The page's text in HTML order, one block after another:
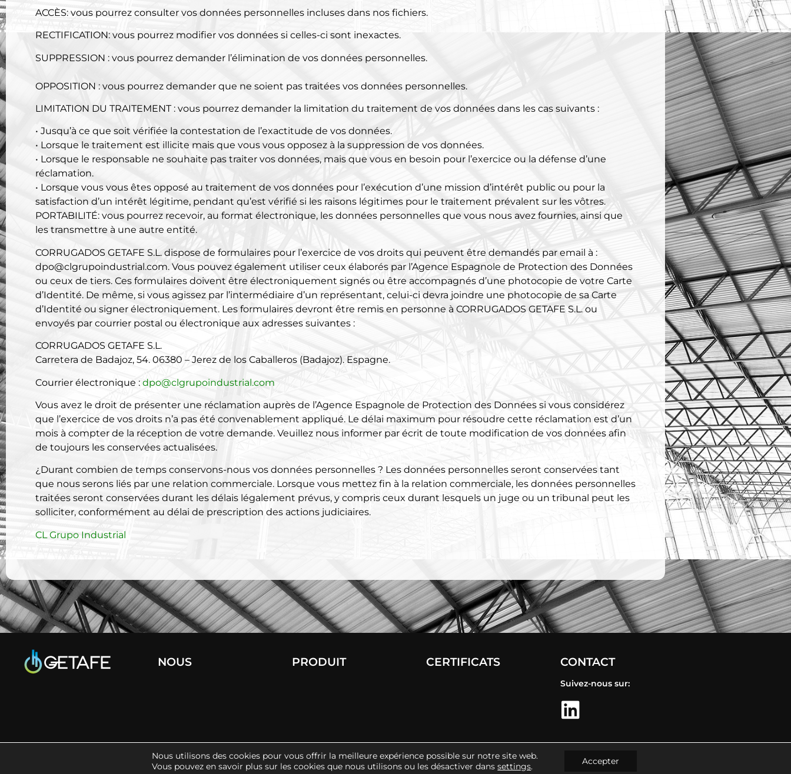
ACCÈS: vous pourrez consulter vos données personnelles incluses dans nos fichiers.
RECTIFICATION: vous pourrez modifier vos données si celles-ci sont inexactes.
SUPPRESSION : vous pourrez demander l’élimination de vos données personnelles.
OPPOSITION : vous pourrez demander que ne soient pas traitées vos données personnelles.
LIMITATION DU TRAITEMENT : vous pourrez demander la limitation du traitement de vos données dans les cas suivants :
• Jusqu’à ce que soit vérifiée la contestation de l’exactitude de vos données.
• Lorsque le traitement est illicite mais que vous vous opposez à la suppression de vos données.
• Lorsque le responsable ne souhaite pas traiter vos données, mais que vous en besoin pour l’exercice ou la défense d’une
réclamation.
• Lorsque vous vous êtes opposé au traitement de vos données pour l’exécution d’une mission d’intérêt public ou pour la
satisfaction d’un intérêt légitime, pendant qu’est vérifié si les raisons légitimes pour le traitement prévalent sur les vôtres.
PORTABILITÉ: vous pourrez recevoir, au format électronique, les données personnelles que vous nous avez fournies, ainsi que
les transmettre à une autre entité.
CORRUGADOS GETAFE S.L. dispose de formulaires pour l’exercice de vos droits qui peuvent être demandés par email à :
dpo@clgrupoindustrial.com. Vous pouvez également utiliser ceux élaborés par l’Agence Espagnole de Protection des Données
ou ceux de tiers. Ces formulaires doivent être électroniquement signés ou être accompagnés d’une photocopie de votre Carte
d’Identité. De même, si vous agissez par l’intermédiaire d’un représentant, celui-ci devra joindre une photocopie de sa Carte
d’Identité ou signer électroniquement. Les formulaires devront être remis en personne à CORRUGADOS GETAFE S.L. ou
envoyés par courrier postal ou électronique aux adresses suivantes :
CORRUGADOS GETAFE S.L.
Carretera de Badajoz, 54. 06380 – Jerez de los Caballeros (Badajoz). Espagne.
Courrier électronique : dpo@clgrupoindustrial.com
Vous avez le droit de présenter une réclamation auprès de l’Agence Espagnole de Protection des Données si vous considérez
que l’exercice de vos droits n’a pas été convenablement appliqué. Le délai maximum pour résoudre cette réclamation est d’un
mois à compter de la réception de votre demande. Veuillez nous informer par écrit de toute modification de vos données afin
de toujours les conservées actualisées.
¿Durant combien de temps conservons-nous vos données personnelles ? Les données personnelles seront conservées tant
que nous serons liés par une relation commerciale. Lorsque vous mettez fin à la relation commerciale, les données personnelles
traitées seront conservées durant les délais légalement prévus, y compris ceux durant lesquels un juge ou un tribunal peut les
solliciter, conformément au délai de prescription des actions judiciaires.
CL Grupo Industrial
NOUS PRODUIT CERTIFICATS CONTACT
Suivez-nous sur:
POLITIQUE DES COOKIES MENTIONS LÉGALES POLITIQUE DE CONFIDENTIALITÉ CANAL CONFORMITÉ Copyright© 2025
Nous utilisons des cookies pour vous offrir la meilleure expérience possible sur notre site web.
Vous pouvez en savoir plus sur les cookies que nous utilisons ou les désactiver danssettings. Accepter